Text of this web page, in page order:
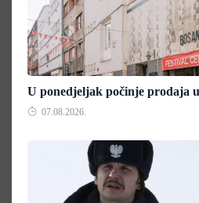
U ponedjeljak počinje prodaja
07.08.2026.